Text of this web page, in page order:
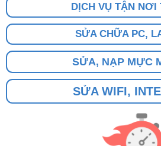
DỊCH VỤ TẬN NƠI
SỬA CHỮA PC,
SỬA, NẠP MỰC
SỬA WIFI,